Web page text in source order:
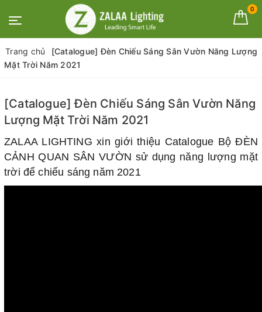
0
Trang chủ
[Catalogue] Đèn Chiếu Sáng Sân Vườn Năng Lượng
Mặt Trời Năm 2021
[Catalogue] Đèn Chiếu Sáng Sân Vườn Năng
Lượng Mặt Trời Năm 2021
ZALAA LIGHTING xin giới thiệu Catalogue Bộ ĐÈN
CẢNH QUAN SÂN VƯỜN sử dụng năng lượng mặt
trời để chiếu sáng năm 2021